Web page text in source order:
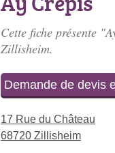
Cette fiche présente
Zillisheim.
Demande de devis
17 Rue du Château
68720 Zillisheim